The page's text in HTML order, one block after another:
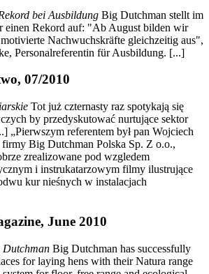
bei Ausbildung Big Dutchman stellt im
einen Rekord auf: "Ab August bilden wir
Nachwuchskräfte gleichzeitig aus",
Personalreferentin für Ausbildung. [...]
07/2010
Tot już czternasty raz spotykają się
by przedyskutować nurtujące sektor
„Pierwszym referentem był pan Wojciech
Big Dutchman Polska Sp. Z o.o.,
zrealizowane pod wzgledem
i instrukatarzowym filmy ilustrujące
kur nieśnych w instalacjach
June 2010
Dutchman Big Dutchman has successfully
for laying hens with their Natura range